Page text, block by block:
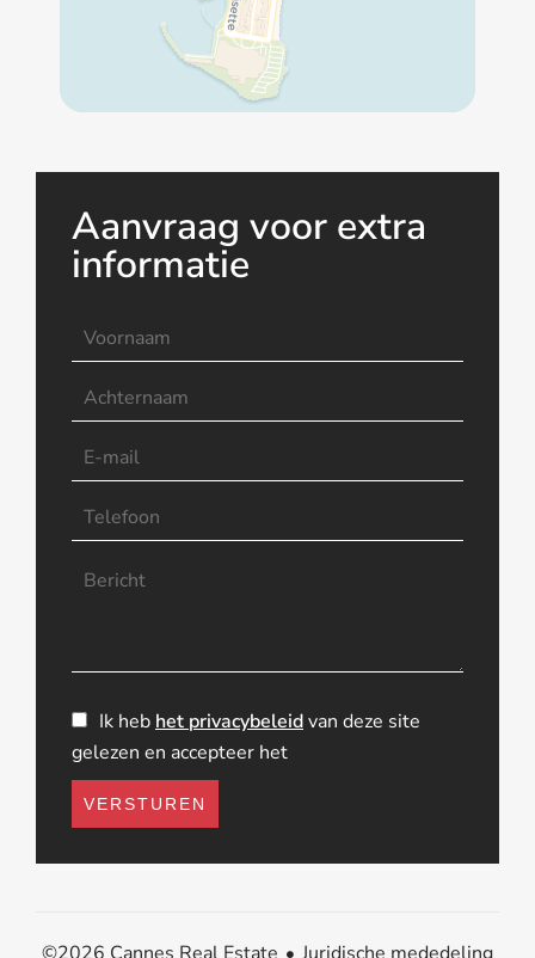
Aanvraag voor extra
informatie
Ik heb het privacybeleidvan deze site
gelezen en accepteer het
VERSTUREN
Juridische mededeling